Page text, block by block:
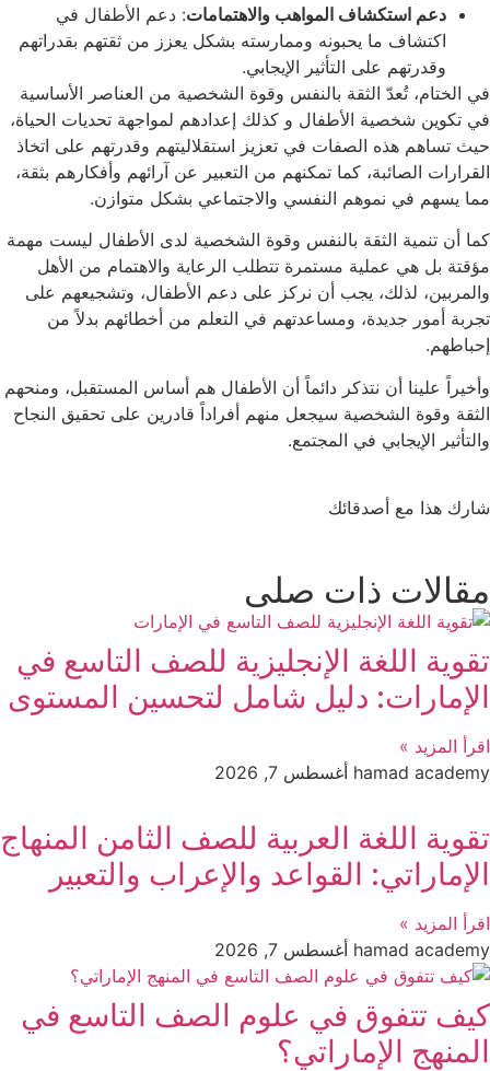
دعم استكشاف المواهب والاهتمامات: دعم الأطفال في
اكتشاف ما يحبونه وممارسته بشكل يعزز من ثقتهم بقدراتهم
وقدرتهم على التأثير الإيجابي.
في الختام، تُعدّ الثقة بالنفس وقوة الشخصية من العناصر الأساسية
في تكوين شخصية الأطفال و كذلك إعدادهم لمواجهة تحديات الحياة،
حيث تساهم هذه الصفات في تعزيز استقلاليتهم وقدرتهم على اتخاذ
القرارات الصائبة، كما تمكنهم من التعبير عن آرائهم وأفكارهم بثقة،
مما يسهم في نموهم النفسي والاجتماعي بشكل متوازن.
كما أن تنمية الثقة بالنفس وقوة الشخصية لدى الأطفال ليست مهمة
مؤقتة بل هي عملية مستمرة تتطلب الرعاية والاهتمام من الأهل
والمربين، لذلك، يجب أن نركز على دعم الأطفال، وتشجيعهم على
تجربة أمور جديدة، ومساعدتهم في التعلم من أخطائهم بدلاً من
إحباطهم.
وأخيراً علينا أن نتذكر دائماً أن الأطفال هم أساس المستقبل، ومنحهم
الثقة وقوة الشخصية سيجعل منهم أفراداً قادرين على تحقيق النجاح
والتأثير الإيجابي في المجتمع.
شارك هذا مع أصدقائك
مقالات ذات صلى
تقوية اللغة الإنجليزية للصف التاسع في
الإمارات: دليل شامل لتحسين المستوى
اقرأ المزيد »
hamad academy أغسطس 7, 2026
تقوية اللغة العربية للصف الثامن المنهاج
الإماراتي: القواعد والإعراب والتعبير
اقرأ المزيد »
hamad academy أغسطس 7, 2026
كيف تتفوق في علوم الصف التاسع في
المنهج الإماراتي؟